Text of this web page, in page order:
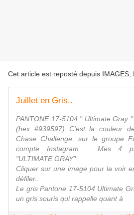
Cet article est reposté depuis IMAGES,
Juillet en Gris..
PANTONE 17-5104 " Ultimate Gray
(hex #939597) C'est la couleur
Chase Challenge, sur le groupe
compte Instagram .. Mes 4
"ULTIMATE GRAY"
Cliquer sur une image pour la voir
défiler..
Le gris Pantone 17-5104 Ultimate
un gris souris qui rappelle quant à